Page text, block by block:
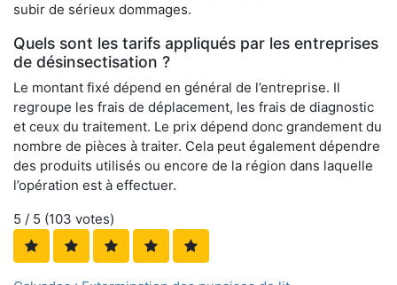
subir de sérieux dommages.
Quels sont les tarifs appliqués par les entreprises
de désinsectisation ?
Le montant fixé dépend en général de l’entreprise. Il
regroupe les frais de déplacement, les frais de diagnostic
et ceux du traitement. Le prix dépend donc grandement du
nombre de pièces à traiter. Cela peut également dépendre
des produits utilisés ou encore de la région dans laquelle
l’opération est à effectuer.
5 / 5 (103 votes)